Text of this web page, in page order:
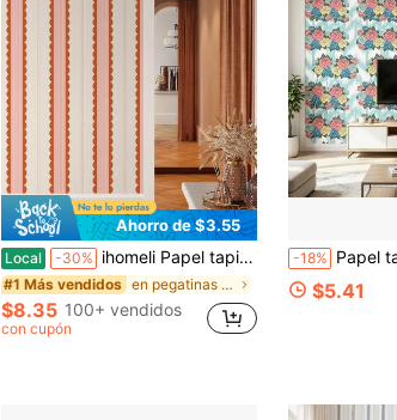
Ahorro de $3.55
Local -30% ihomeli Papel tapiz autoadhesivo con rayas onduladas rosa/azul/naranja, patrón geométrico moderno para habitación, decorativo, removible, fácil de rasgar, pelar y pegar
#1 Más vendidos en pegatinas de estilo naranja Pegatinas para el h
$8.35 100+ vendidos
con cupón
-18% Papel tapiz autoadhesivo minimalista
$5.41